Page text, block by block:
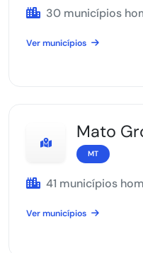
30 municípios
Ver municípios
Mato
MT
41 municípios
Ver municípios